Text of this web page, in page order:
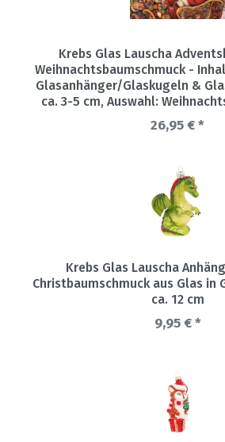
Krebs Glas Lauscha
Weihnachtsbaumschmuck -
Glasanhänger/Glaskugeln &
ca. 3-5 cm, Auswahl:
26,95 € *
Krebs Glas Lauscha
Christbaumschmuck aus Glas in
ca. 12 cm
9,95 € *